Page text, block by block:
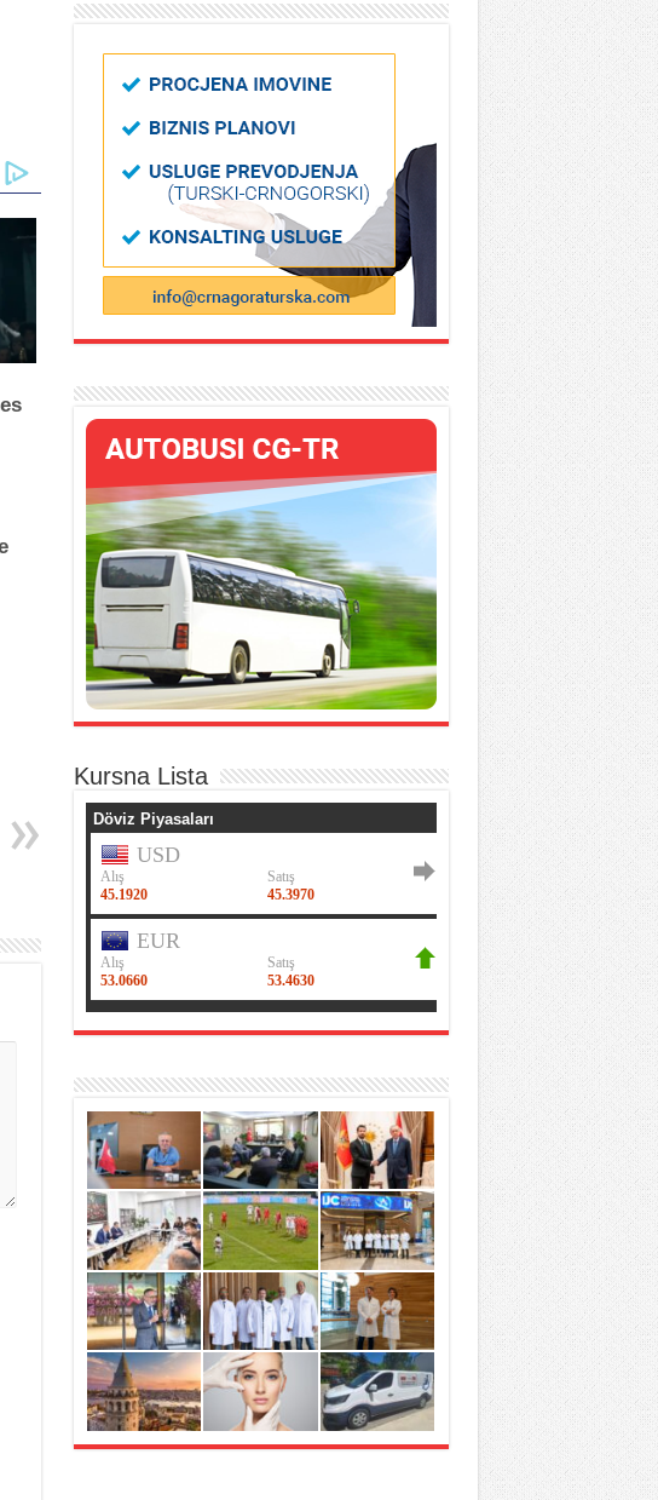
Kursna Lista